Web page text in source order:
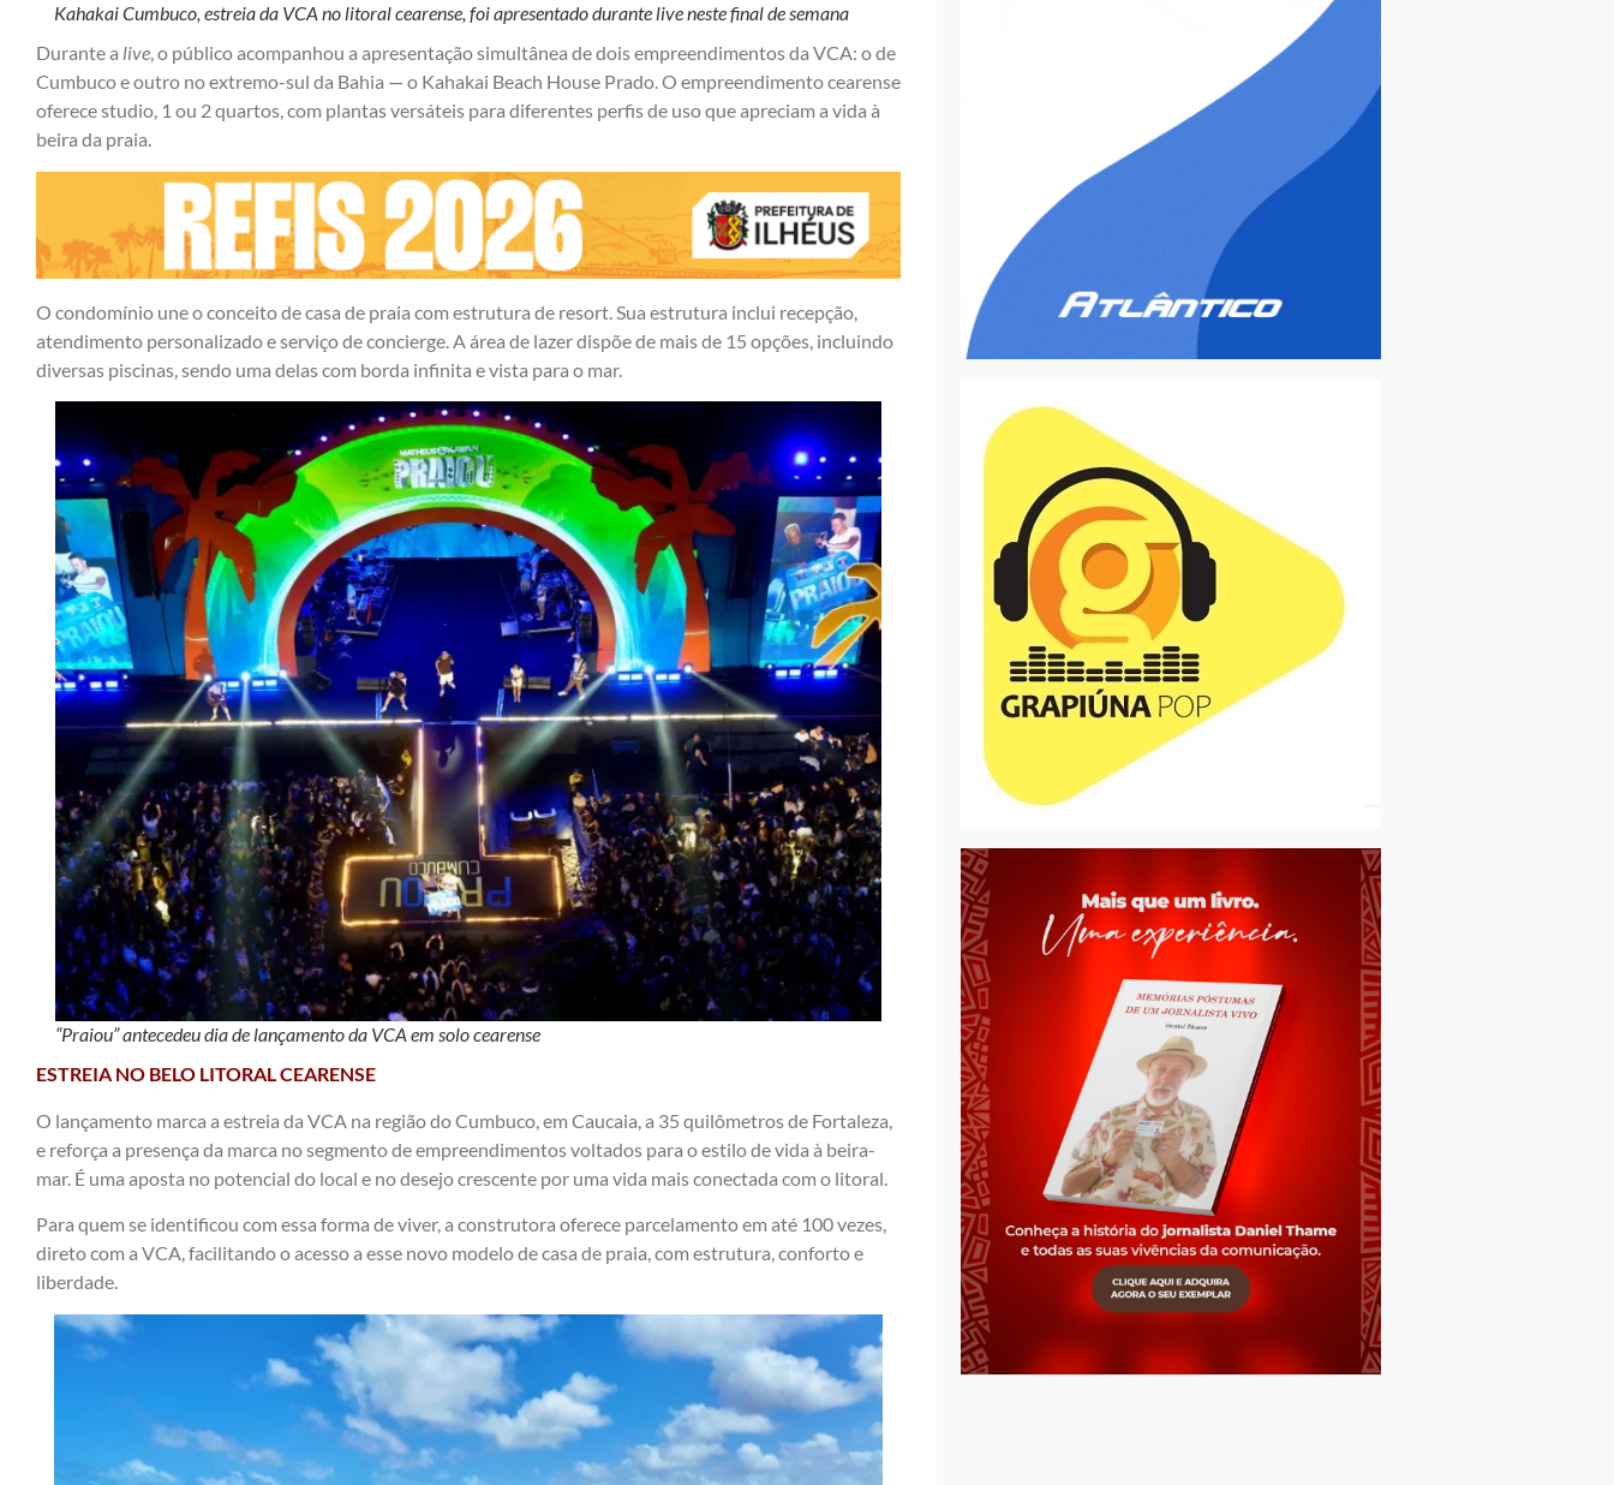
Kahakai Cumbuco, estreia da VCA no litoral cearense, foi apresentado durante live neste final de semana
Durante a live, o público acompanhou a apresentação simultânea de dois empreendimentos da VCA: o de
Cumbuco e outro no extremo-sul da Bahia — o Kahakai Beach House Prado. O empreendimento cearense
oferece studio, 1 ou 2 quartos, com plantas versáteis para diferentes perfis de uso que apreciam a vida à
beira da praia.
O condomínio une o conceito de casa de praia com estrutura de resort. Sua estrutura inclui recepção,
atendimento personalizado e serviço de concierge. A área de lazer dispõe de mais de 15 opções, incluindo
diversas piscinas, sendo uma delas com borda infinita e vista para o mar.
“Praiou” antecedeu dia de lançamento da VCA em solo cearense
ESTREIA NO BELO LITORAL CEARENSE
O lançamento marca a estreia da VCA na região do Cumbuco, em Caucaia, a 35 quilômetros de Fortaleza,
e reforça a presença da marca no segmento de empreendimentos voltados para o estilo de vida à beira-
mar. É uma aposta no potencial do local e no desejo crescente por uma vida mais conectada com o litoral.
Para quem se identificou com essa forma de viver, a construtora oferece parcelamento em até 100 vezes,
direto com a VCA, facilitando o acesso a esse novo modelo de casa de praia, com estrutura, conforto e
liberdade.